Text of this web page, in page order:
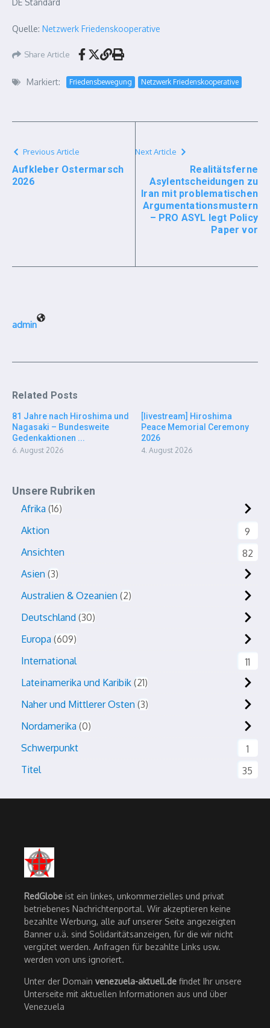
DE Standard
Quelle: Netzwerk Friedenskooperative
Share Article
Markiert: Friedensbewegung Netzwerk Friedenskooperative
Previous Article
Aufkleber Ostermarsch
2026
Next Article
Realitätsferne
Asylentscheidungen zu
Iran mit problematischen
Argumentationsmustern
– PRO ASYL legt Policy
Paper vor
admin
Related Posts
81 Jahre nach Hiroshima und
Nagasaki – Bundesweite
Gedenkaktionen ...
6. August 2026
[livestream] Hiroshima
Peace Memorial Ceremony
2026
4. August 2026
Unsere Rubriken
Afrika 16
Aktion
9
Ansichten
82
Asien 3
Australien & Ozeanien 2
Deutschland 30
Europa 609
International
11
Lateinamerika und Karibik 21
Naher und Mittlerer Osten 3
Nordamerika 0
Schwerpunkt
1
Titel
35
RedGlobe ist ein linkes, unkommerzielles und privat
betriebenes Nachrichtenportal. Wir akzeptieren keine
bezahlte Werbung, alle auf unserer Seite angezeigten
Banner u.ä. sind Solidaritätsanzeigen, für die wir nicht
vergütet werden. Anfragen für bezahlte Links usw.
werden von uns ignoriert.
Unter der Domain venezuela-aktuell.de findet Ihr unsere
Unterseite mit aktuellen Informationen aus und über
Venezuela